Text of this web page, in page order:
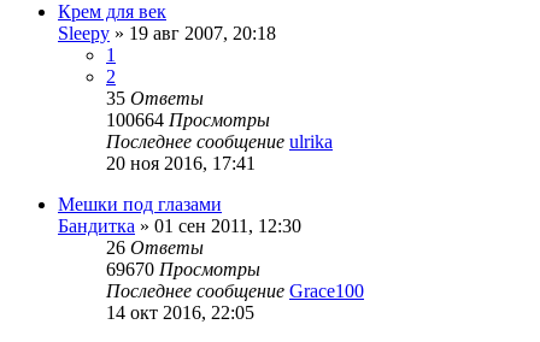
Крем для век
Sleepy » 19 авг 2007, 20:18
1
2
35 Ответы
100664 Просмотры
Последнее сообщение ulrika
20 ноя 2016, 17:41
Мешки под глазами
Бандитка » 01 сен 2011, 12:30
26 Ответы
69670 Просмотры
Последнее сообщение Grace100
14 окт 2016, 22:05